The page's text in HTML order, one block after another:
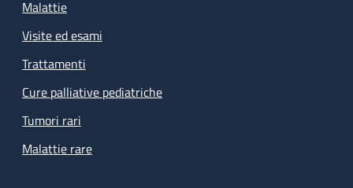
Malattie
Visite ed esami
Trattamenti
Cure palliative pediatriche
Tumori rari
Malattie rare